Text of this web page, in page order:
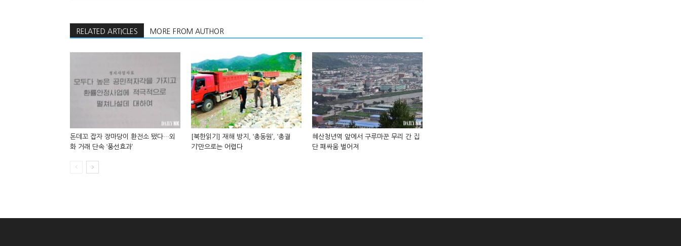
RELATED ARTICLES MORE FROM AUTHOR
돈데꼬 잡자 장마당이 환전소 됐다…외
화 거래 단속 ‘풍선효과’
[북한읽기] 재해 방지, ‘총동원’, ‘총궐
기’만으로는 어렵다
혜산청년역 앞에서 구루마꾼 무리 간 집
단 패싸움 벌어져